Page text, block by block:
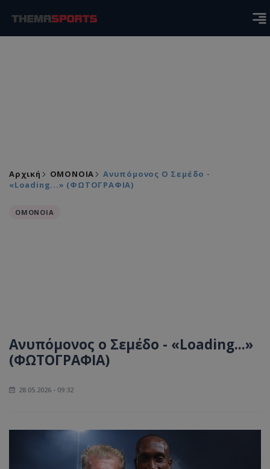
Αρχική ΟΜΟΝΟΙΑ
Ανυπόμονος Ο Σεμέδο -
«Loading...» (ΦΩΤΟΓΡΑΦΙΑ)
ΟΜΟΝΟΙΑ
Ανυπόμονος ο Σεμέδο - «Loading...»
(ΦΩΤΟΓΡΑΦΙΑ)
28.05.2026 - 09:32